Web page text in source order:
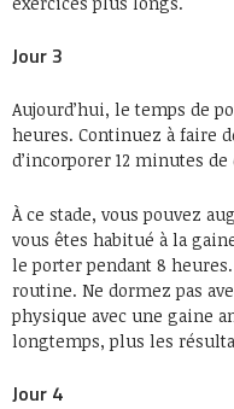
Jour 3
Aujourd’hui, le temps de
heures. Continuez à faire
d’incorporer 12 minutes de
À ce stade, vous pouvez
vous êtes habitué à la
le porter pendant 8
routine. Ne dormez pas
physique avec une gaine
longtemps, plus les
Jour 4